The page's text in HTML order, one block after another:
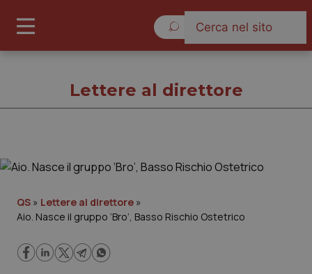
Cronache
Lettere al direttore
QS » Lettere al direttore »
Aio. Nasce il gruppo ‘Bro’, Basso Rischio Ostetrico